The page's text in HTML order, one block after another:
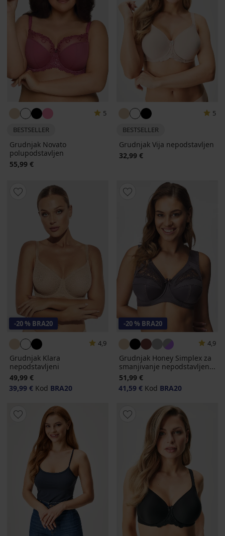
5
BESTSELLER
Grudnjak Novato
polupodstavljen
55,99 €
5
BESTSELLER
Grudnjak Vija nepodstavljen
32,99 €
-20 % BRA20
4,9
Grudnjak Klara
nepodstavljeni
49,99 €
39,99 € Kod BRA20
-20 % BRA20
4,9
Grudnjak Honey Simplex za
smanjivanje nepodstavljen...
51,99 €
41,59 € Kod BRA20